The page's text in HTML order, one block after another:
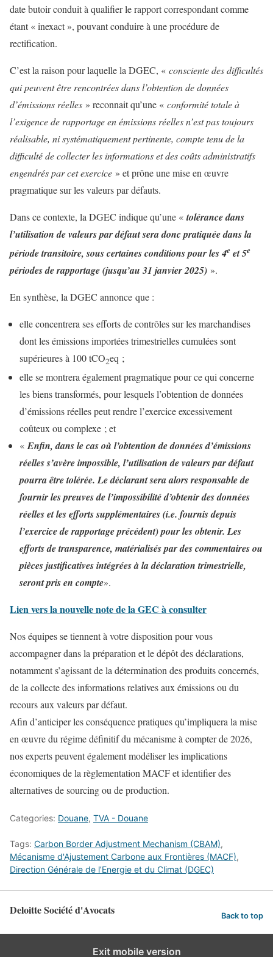
date butoir conduit à qualifier le rapport correspondant comme
étant « inexact », pouvant conduire à une procédure de
rectification.
C’est la raison pour laquelle la DGEC, « consciente des difficultés
qui peuvent être rencontrées dans l’obtention de données
d’émissions réelles » reconnait qu’une « conformité totale à
l’exigence de rapportage en émissions réelles n’est pas toujours
réalisable, ni systématiquement pertinente, compte tenu de la
difficulté de collecter les informations et des coûts administratifs
engendrés par cet exercice » et prône une mise en œuvre
pragmatique sur les valeurs par défauts.
Dans ce contexte, la DGEC indique qu’une «tolérance dans
l’utilisation de valeurs par défaut sera donc pratiquée dans la
période transitoire, sous certaines conditions pour les 4e et 5e
périodes de rapportage (jusqu’au 31 janvier 2025) ».
En synthèse, la DGEC annonce que :
elle concentrera ses efforts de contrôles sur les marchandises
dont les émissions importées trimestrielles cumulées sont
supérieures à 100 tCO2eq ;
elle se montrera également pragmatique pour ce qui concerne
les biens transformés, pour lesquels l’obtention de données
d’émissions réelles peut rendre l’exercice excessivement
coûteux ou complexe ; et
« Enfin, dans le cas où l’obtention de données d’émissions
réelles s’avère impossible, l’utilisation de valeurs par défaut
pourra être tolérée. Le déclarant sera alors responsable de
fournir les preuves de l’impossibilité d’obtenir des données
réelles et les efforts supplémentaires (i.e. fournis depuis
l’exercice de rapportage précédent) pour les obtenir. Les
efforts de transparence, matérialisés par des commentaires ou
pièces justificatives intégrées à la déclaration trimestrielle,
seront pris en compte».
Lien vers la nouvelle note de la GEC à consulter
Nos équipes se tiennent à votre disposition pour vous
accompagner dans la préparation et le dépôt des déclarations,
notamment s’agissant de la détermination des produits concernés,
de la collecte des informations relatives aux émissions ou du
recours aux valeurs par défaut.
Afin d’anticiper les conséquence pratiques qu’impliquera la mise
en œuvre du régime définitif du mécanisme à compter de 2026,
nos experts peuvent également modéliser les implications
économiques de la règlementation MACF et identifier des
alternatives de sourcing ou de production.
Categories: Douane, TVA - Douane
Tags: Carbon Border Adjustment Mechanism (CBAM),
Mécanisme d'Ajustement Carbone aux Frontières (MACF),
Direction Générale de l’Energie et du Climat (DGEC)
Deloitte Société d'Avocats Back to top
Exit mobile version